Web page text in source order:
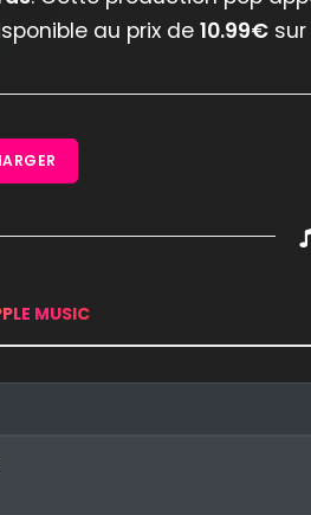
au prix de 10.99€
MUSIC